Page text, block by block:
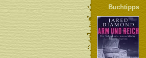
Buchtipps